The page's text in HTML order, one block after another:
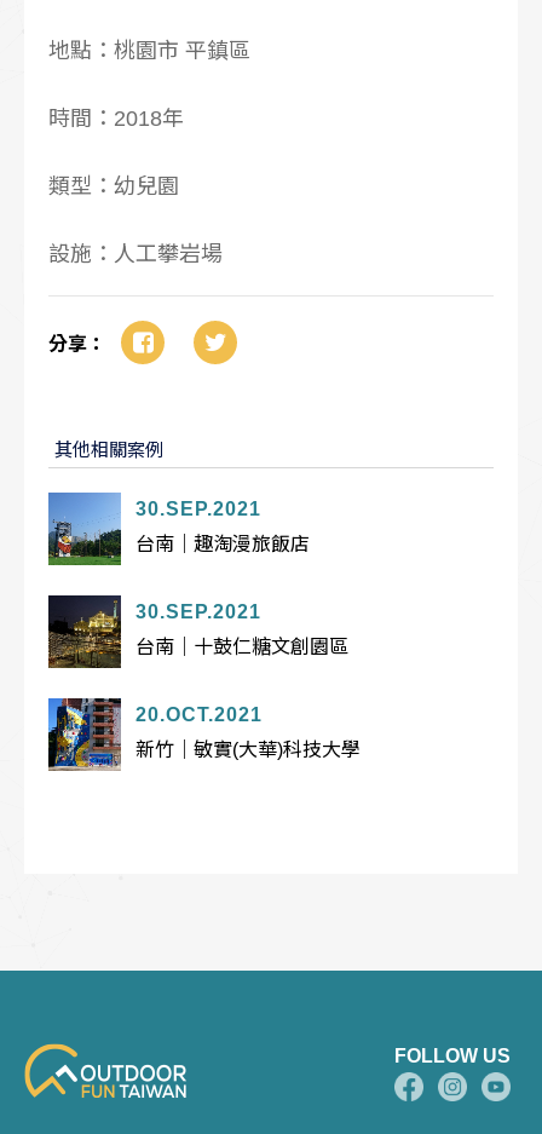
地點：桃園市 平鎮區
時間：2018年
類型：幼兒園
設施：人工攀岩場
分享：
其他相關案例
30.SEP.2021
台南｜趣淘漫旅飯店
30.SEP.2021
台南｜十鼓仁糖文創園區
20.OCT.2021
新竹｜敏實(大華)科技大學
FOLLOW US